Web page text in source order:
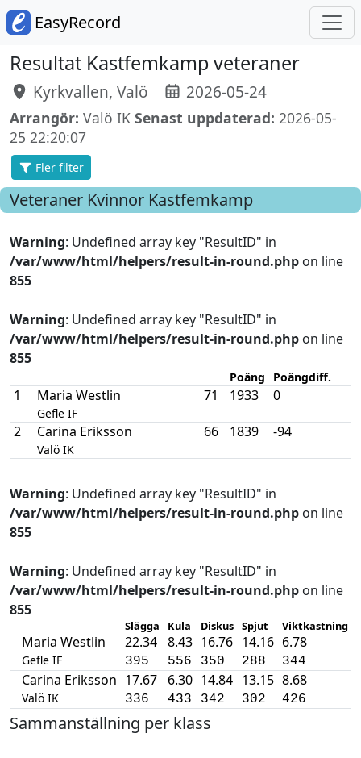
EasyRecord
Resultat Kastfemkamp veteraner
Kyrkvallen, Valö 2026-05-24
Arrangör: Valö IK Senast uppdaterad: 2026-05-
25 22:20:07
Fler filter
Veteraner Kvinnor Kastfemkamp
Warning: Undefined array key "ResultID" in
/var/www/html/helpers/result-in-round.php on line
855
Warning: Undefined array key "ResultID" in
/var/www/html/helpers/result-in-round.php on line
855
Poäng Poängdiff.
1 Maria Westlin
Gefle IF
71 1933 0
2 Carina Eriksson
Valö IK
66 1839 -94
Warning: Undefined array key "ResultID" in
/var/www/html/helpers/result-in-round.php on line
855
Warning: Undefined array key "ResultID" in
/var/www/html/helpers/result-in-round.php on line
855
Slägga Kula Diskus Spjut Viktkastning
Maria Westlin
Gefle IF
22.34
395
8.43
556
16.76
350
14.16
288
6.78
344
Carina Eriksson
Valö IK
17.67
336
6.30
433
14.84
342
13.15
302
8.68
426
Sammanställning per klass